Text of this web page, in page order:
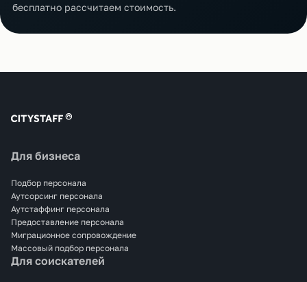
бесплатно рассчитаем стоимость.
Для бизнеса
Подбор персонала
Аутсорсинг персонала
Аутстаффинг персонала
Предоставление персонала
Миграционное сопровождение
Массовый подбор персонала
Для соискателей